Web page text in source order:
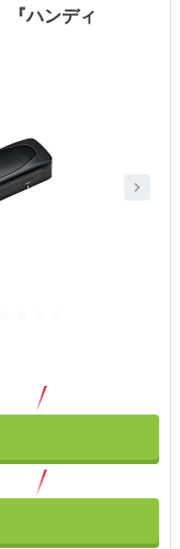
『ハンディ